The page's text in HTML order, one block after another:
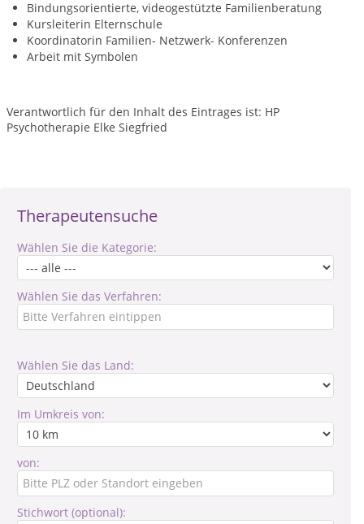
Therapeutensuche
Wählen Sie die Kategorie:
Wählen Sie das Verfahren:
Wählen Sie das Land:
Im Umkreis von:
von:
Stichwort (optional):
Bindungsorientierte, videogestützte Familienberatung
Kursleiterin Elternschule
Koordinatorin Familien- Netzwerk- Konferenzen
Arbeit mit Symbolen
Verantwortlich für den Inhalt des Eintrages ist: HP
Psychotherapie Elke Siegfried